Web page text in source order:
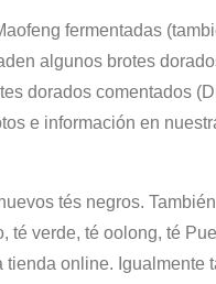
fermentadas
algunos brotes
dorados comentados
e información en
tés negros.
té verde, té oolong, té
online. Igualmente